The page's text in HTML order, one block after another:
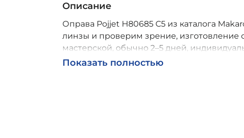
Описание
Оправа Pojjet H80685 C5 из каталога
линзы и проверим зрение, изготовление
мастерской, обычно 2–5 дней,
Возможна доставка по России.
Показать полностью